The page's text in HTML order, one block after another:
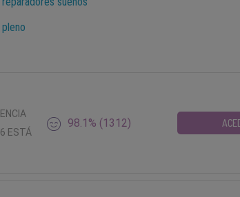
ESTÁ
98.1% (1312)